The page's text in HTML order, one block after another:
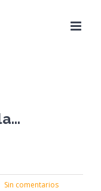
Sin comentarios